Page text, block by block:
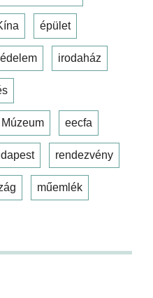
épület
irodaház
Múzeum eecfa
rendezvény
műemlék